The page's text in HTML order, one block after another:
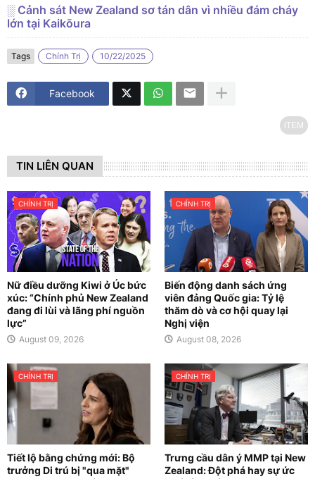
░ Cảnh sát New Zealand sơ tán dân vì nhiều đám cháy
lớn tại Kaikōura
Tags Chính Trị 10/22/2025
Facebook
iTEM
TIN LIÊN QUAN
CHÍNH TRỊ
Nữ điều dưỡng Kiwi ở Úc bức
xúc: “Chính phủ New Zealand
đang đi lùi và lãng phí nguồn
lực”
August 09, 2026
CHÍNH TRỊ
Biến động danh sách ứng
viên đảng Quốc gia: Tỷ lệ
thăm dò và cơ hội quay lại
Nghị viện
August 08, 2026
CHÍNH TRỊ
Tiết lộ bằng chứng mới: Bộ
trưởng Di trú bị "qua mặt"
CHÍNH TRỊ
Trưng cầu dân ý MMP tại New
Zealand: Đột phá hay sự ức